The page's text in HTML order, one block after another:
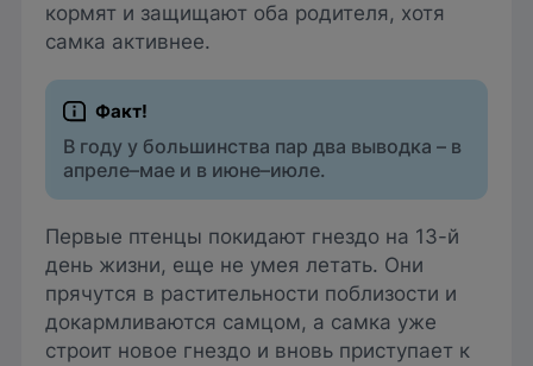
кормят и защищают оба родителя, хотя
самка активнее.
В году у большинства пар два выводка – в
апреле–мае и в июне–июле.
Первые птенцы покидают гнездо на 13-й
день жизни, еще не умея летать. Они
прячутся в растительности поблизости и
докармливаются самцом, а самка уже
строит новое гнездо и вновь приступает к